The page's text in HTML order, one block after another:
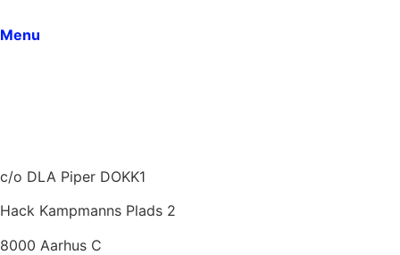
Menu
c/o DLA Piper DOKK1
Hack Kampmanns Plads 2
8000 Aarhus C